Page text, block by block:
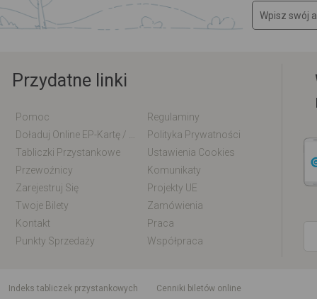
Przydatne linki
Pomoc
Regulaminy
Polityka Prywatności
Tabliczki Przystankowe
Ustawienia Cookies
Przewoźnicy
Komunikaty
Zarejestruj Się
Projekty UE
Twoje Bilety
Zamówienia
Kontakt
Praca
Punkty Sprzedaży
Współpraca
indeks tabliczek przystankowych
Cenniki biletów online